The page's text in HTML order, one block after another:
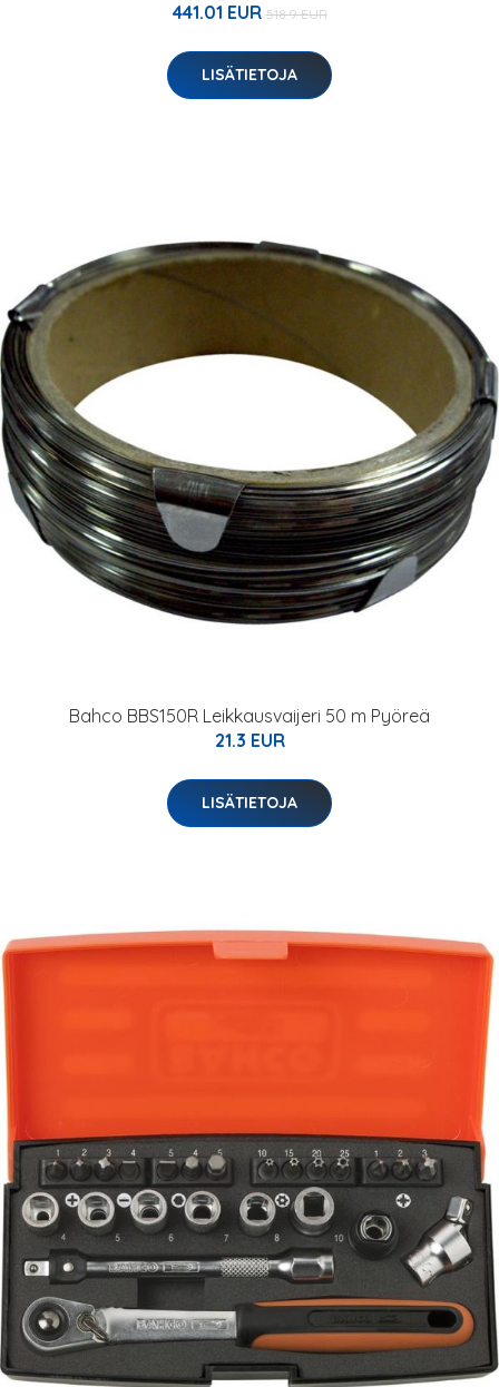
441.01 EUR 518.9 EUR
LISÄTIETOJA
Bahco BBS150R Leikkausvaijeri 50 m Pyöreä
21.3 EUR
LISÄTIETOJA